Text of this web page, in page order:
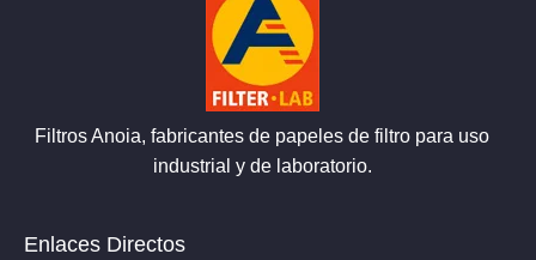
Filtros Anoia, fabricantes de papeles de filtro para uso
industrial y de laboratorio.
Enlaces Directos